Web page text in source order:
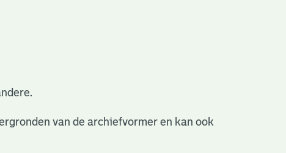
van de archiefvormer en kan ook